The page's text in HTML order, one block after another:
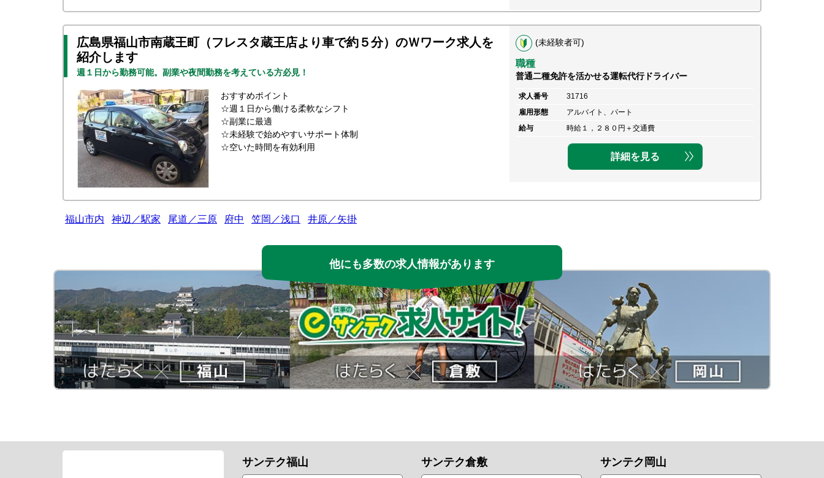
広島県福山市南蔵王町（フレスタ蔵王店より車で約５分）のＷワーク求人を
紹介します
週１日から勤務可能。副業や夜間勤務を考えている方必見！
おすすめポイント
☆週１日から働ける柔軟なシフト
☆副業に最適
☆未経験で始めやすいサポート体制
☆空いた時間を有効利用
(未経験者可)
職種
普通二種免許を活かせる運転代行ドライバー
求人番号
31716
雇用形態
アルバイト、パート
給与
時給１，２８０円＋交通費
詳細を見る
福山市内 神辺／駅家 尾道／三原 府中 笠岡／浅口 井原／矢掛
他にも多数の求人情報があります
サンテク福山 サンテク倉敷 サンテク岡山